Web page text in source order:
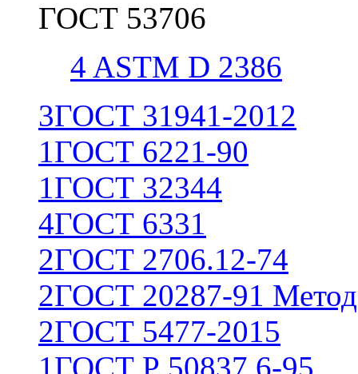
ГОСТ 53706
4 ASTM D 2386
3ГОСТ 31941-2012
1ГОСТ 6221-90
1ГОСТ 32344
4ГОСТ 6331
2ГОСТ 2706.12-74
2ГОСТ 20287-91
2ГОСТ 5477-2015